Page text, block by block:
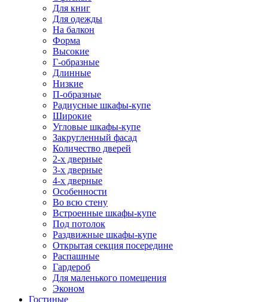
Для книг
Для одежды
На балкон
Форма
Высокие
Г-образные
Длинные
Низкие
П-образные
Радиусные шкафы-купе
Широкие
Угловые шкафы-купе
Закругленный фасад
Количество дверей
2-х дверные
3-х дверные
4-х дверные
Особенности
Во всю стену
Встроенные шкафы-купе
Под потолок
Раздвижные шкафы-купе
Открытая секция посередине
Распашные
Гардероб
Для маленького помещения
Эконом
Гостиные